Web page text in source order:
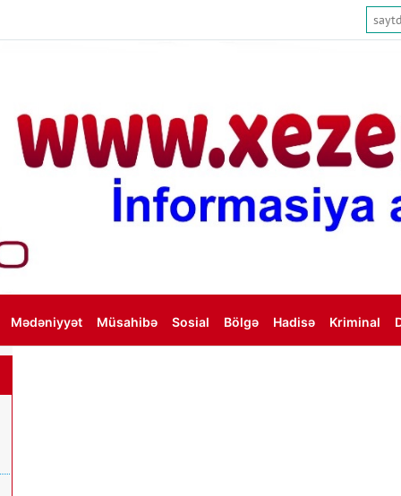
Mədəniyyət Müsahibə Sosial Bölgə Hadisə Kriminal